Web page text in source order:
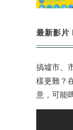
最新影片
搞墟市、
樣更難？
意，可能